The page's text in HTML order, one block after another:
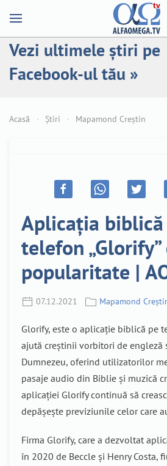
Vezi ultimele știri pe
Facebook-ul tău »
Acasă Știri Mapamond Creștin
Aplicația biblică
telefon
popularitate |
07.12.2021 Mapamond
Glorify, este o aplicație biblică pe
ajută creștinii vorbitori de engleză
Dumnezeu, oferind utilizatorilor
pasaje audio din Biblie și muzică
aplicației Glorify continuă să
depășește previziunile celor care
Firma Glorify, care a dezvoltat
în 2020 de Beccle și Henry Costa,